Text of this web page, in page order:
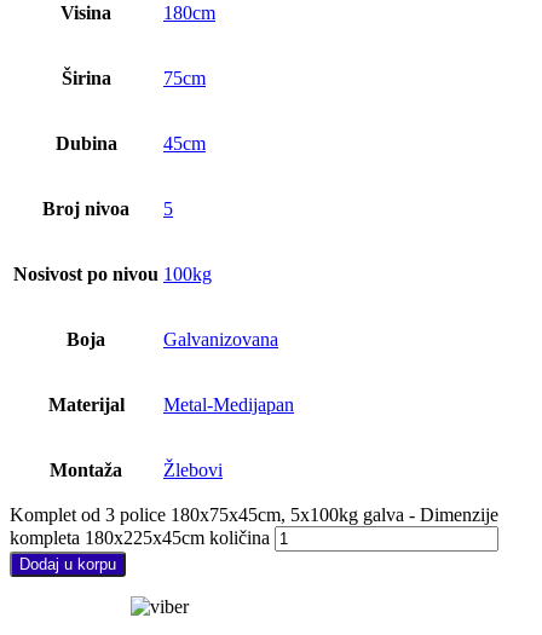
Visina 180cm
Širina 75cm
Dubina 45cm
Broj nivoa 5
Nosivost po nivou 100kg
Boja Galvanizovana
Materijal Metal-Medijapan
Montaža Žlebovi
Komplet od 3 police 180x75x45cm, 5x100kg galva - Dimenzije
kompleta 180x225x45cm količina
Dodaj u korpu